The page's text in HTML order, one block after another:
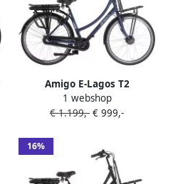
Amigo E-Lagos T2
Elektrische Fiets E-bike 28
Inch 50 cm Damesfiets 3
1 webshop
€ 1.199,- € 999,-
16%